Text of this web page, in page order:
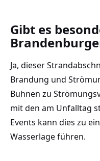
Gibt es
Ja, dieser
Brandung und
Buhnen zu
mit den am Unfalltag
Events kann dies zu
Wasserlage führen.